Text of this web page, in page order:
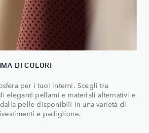
DI COLORI
per i tuoi interni. Scegli tra
eleganti pellami e materiali alternativi e
pelle disponibili in una varietà di
e padiglione.